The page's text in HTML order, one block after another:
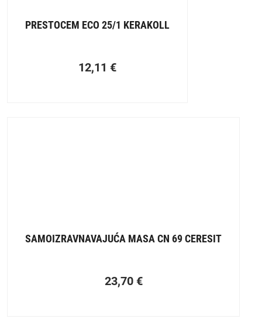
PRESTOCEM ECO 25/1 KERAKOLL
12,11 €
SAMOIZRAVNAVAJUĆA MASA CN 69 CERESIT
23,70 €